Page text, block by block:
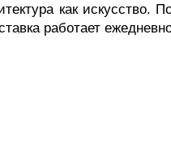
как искусство.
работает